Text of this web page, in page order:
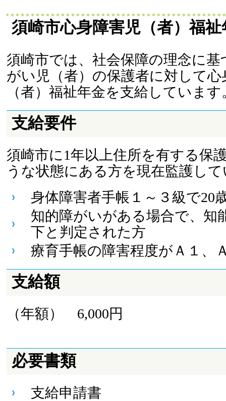
須崎市心身障害児（者）福
須崎市では、社会保障の理念に基
がい児（者）の保護者に対して心
（者）福祉年金を支給しています
支給要件
須崎市に1年以上住所を有する保
うな状態にある方を現在監護し
身体障害者手帳１～３級で20
知的障がいがある場合で、知
下と判定された方
療育手帳の障害程度がＡ１、
支給額
（年額） 6,000円
必要書類
支給申請書